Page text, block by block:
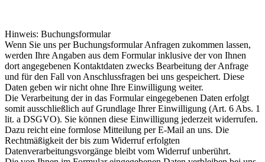
Hinweis: Buchungsformular
Wenn Sie uns per Buchungsformular Anfragen zukommen lassen,
werden Ihre Angaben aus dem Formular inklusive der von Ihnen
dort angegebenen Kontaktdaten zwecks Bearbeitung der Anfrage
und für den Fall von Anschlussfragen bei uns gespeichert. Diese
Daten geben wir nicht ohne Ihre Einwilligung weiter.
Die Verarbeitung der in das Formular eingegebenen Daten erfolgt
somit ausschließlich auf Grundlage Ihrer Einwilligung (Art. 6 Abs. 1
lit. a DSGVO). Sie können diese Einwilligung jederzeit widerrufen.
Dazu reicht eine formlose Mitteilung per E-Mail an uns. Die
Rechtmäßigkeit der bis zum Widerruf erfolgten
Datenverarbeitungsvorgänge bleibt vom Widerruf unberührt.